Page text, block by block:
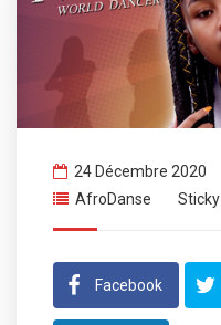
24 Décembre 2020
AfroDanse
Sticky
Facebook